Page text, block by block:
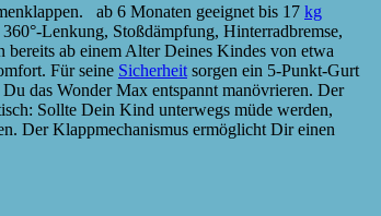
ab 6 Monaten geeignet bis 17 kg
Lenkung, Stoßdämpfung, Hinterradbremse,
ab einem Alter Deines Kindes von etwa
Für seine Sicherheit sorgen ein 5-Punkt-Gurt
das Wonder Max entspannt manövrieren. Der
Sollte Dein Kind unterwegs müde werden,
Der Klappmechanismus ermöglicht Dir einen